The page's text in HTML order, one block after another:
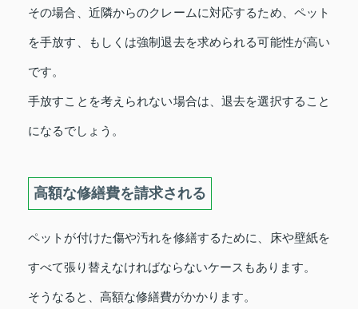
その場合、近隣からのクレームに対応するため、ペット
を手放す、もしくは強制退去を求められる可能性が高い
です。
手放すことを考えられない場合は、退去を選択すること
になるでしょう。
高額な修繕費を請求される
ペットが付けた傷や汚れを修繕するために、床や壁紙を
すべて張り替えなければならないケースもあります。
そうなると、高額な修繕費がかかります。